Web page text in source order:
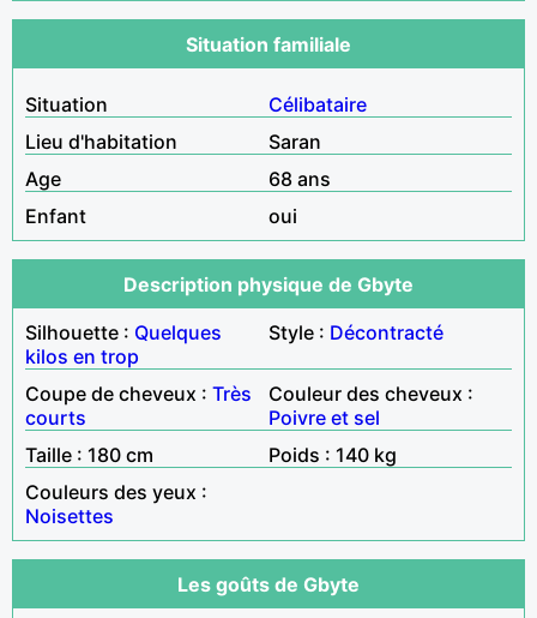
Situation familiale
Situation
Célibataire
Lieu d'habitation
Saran
Age
68 ans
Enfant
oui
Description physique de Gbyte
Silhouette : Quelques
kilos en trop
Style : Décontracté
Coupe de cheveux : Très
courts
Couleur des cheveux :
Poivre et sel
Taille : 180 cm
Poids : 140 kg
Couleurs des yeux :
Noisettes
Les goûts de Gbyte